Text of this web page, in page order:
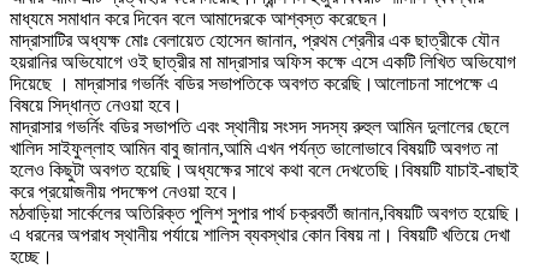
মাধ্যমে সমাধান করে দিবেন বলে আমাদেরকে আশ্বস্ত করেছেন।
মাদ্রাসাটির অধ্যক্ষ মোঃ বেলায়েত হোসেন জানান, প্রথম শ্রেনীর এক ছাত্রীকে যৌন
হয়রানির অভিযোগে ওই ছাত্রীর মা মাদ্রাসার অফিস কক্ষে এসে একটি লিখিত অভিযোগ
দিয়েছে । মাদ্রাসার গভর্নিং বডির সভাপতিকে অবগত করেছি।আলোচনা সাপেক্ষে এ
বিষয়ে সিদ্ধান্ত নেওয়া হবে।
মাদ্রাসার গভর্নিং বডির সভাপতি এবং স্থানীয় সংসদ সদস্য রুহুল আমিন দুলালের ছেলে
খালিদ সাইফুল্লাহ আমিন বাবু জানান,আমি এখন পর্যন্ত ভালোভাবে বিষয়টি অবগত না
হলেও কিছুটা অবগত হয়েছি।অধ্যক্ষের সাথে কথা বলে দেখতেছি।বিষয়টি যাচাই-বাছাই
করে প্রয়োজনীয় পদক্ষেপ নেওয়া হবে।
মঠবাড়িয়া সার্কেলের অতিরিক্ত পুলিশ সুপার পার্থ চক্রবর্তী জানান,বিষয়টি অবগত হয়েছি।
এ ধরনের অপরাধ স্থানীয় পর্যায়ে শালিস ব্যবস্থার কোন বিষয় না। বিষয়টি খতিয়ে দেখা
হচ্ছে।